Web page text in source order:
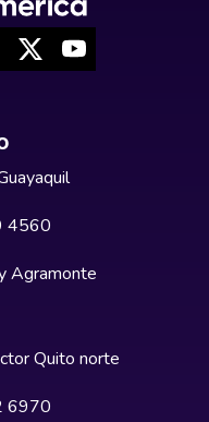
4560
Agramonte
Quito norte
6970